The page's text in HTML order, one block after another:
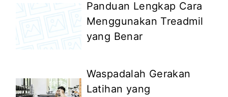
Panduan Lengkap Cara
Menggunakan Treadmil
yang Benar
Waspadalah Gerakan
Latihan yang